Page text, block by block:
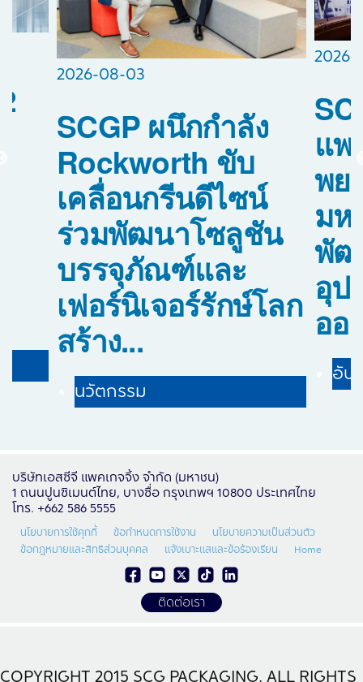
2026-08-03
SCGP ผนึกกำลัง
Rockworth ขับ
เคลื่อนกรีนดีไซน์
ร่วมพัฒนาโซลูชัน
บรรจุภัณฑ์และ
เฟอร์นิเจอร์รักษ์โลก
สร้าง...
นวัตกรรม
2026-
แพ
พย
มห
พัฒ
อุป
ออ
อัป
บริษัทเอสซีจี แพคเกจจิ้ง จำกัด (มหาชน)
1 ถนนปูนซิเมนต์ไทย, บางซื่อ กรุงเทพฯ 10800 ประเทศไทย
โทร. +662 586 5555
นโยบายการใช้คุกกี้ ข้อกำหนดการใช้งาน
นโยบายความเป็นส่วนตัว
ข้อกฎหมายและสิทธิส่วนบุคคล
แจ้งเบาะแสและข้อร้องเรียน Home
ติดต่อเรา
COPYRIGHT 2015 SCG PACKAGING. ALL RIGHTS